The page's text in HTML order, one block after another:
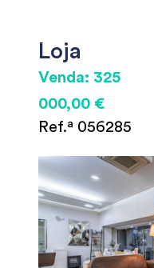
Loja
Venda: 325
000,00 €
Ref.ª 056285